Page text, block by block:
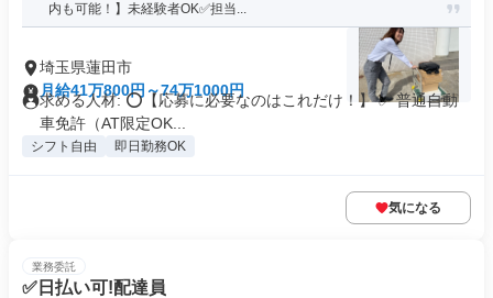
内も可能！】未経験者OK✅担当...
埼玉県蓮田市
月給41万800円～74万1000円
求める人材: ⭕️【応募に必要なのはこれだけ！】 ✅ 普通自動
車免許（AT限定OK...
シフト自由 即日勤務OK
気になる
業務委託
✅日払い可!配達員